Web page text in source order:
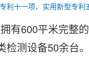
利十一项、实用新型专利
有600平米完整
检测设备50余台